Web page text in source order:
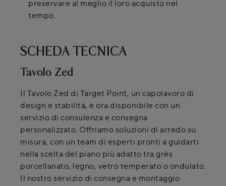
preservare al meglio il loro acquisto nel
tempo.
SCHEDA TECNICA
Tavolo Zed
Il Tavolo Zed di Target Point, un capolavoro di
design e stabilità, è ora disponibile con un
servizio di consulenza e consegna
personalizzato. Offriamo soluzioni di arredo su
misura, con un team di esperti pronti a guidarti
nella scelta del piano più adatto tra grès
porcellanato, legno, vetro temperato o ondulato.
Il nostro servizio di consegna e montaggio